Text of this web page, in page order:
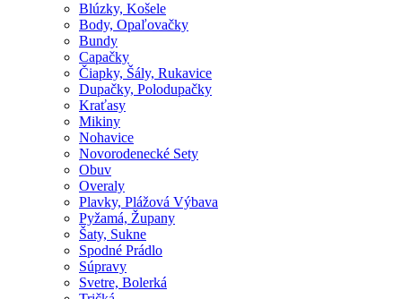
Blúzky, Košele
Body, Opaľovačky
Bundy
Capačky
Čiapky, Šály, Rukavice
Dupačky, Polodupačky
Kraťasy
Mikiny
Nohavice
Novorodenecké Sety
Obuv
Overaly
Plavky, Plážová Výbava
Pyžamá, Župany
Šaty, Sukne
Spodné Prádlo
Súpravy
Svetre, Bolerká